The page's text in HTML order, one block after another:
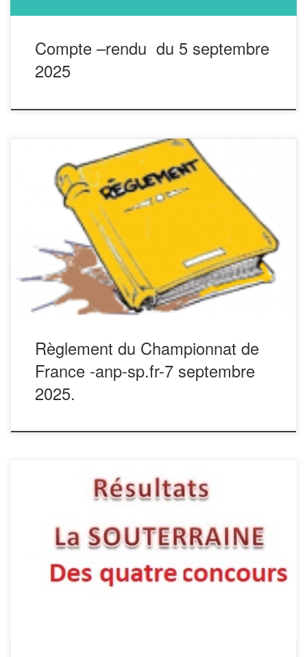
Compte –rendu du 5 septembre
2025
REGLEMENT Art 1 : LeChampionnat National de Pétanque
des Sapeurs-Pompiers(Challenges Gérard JAMBOU et
Christian RIVIERE) est réservé aux Sapeurs-Pompiers
professionnels, volontaires, actifs et anciens (retraités et
vétérans), jeunes sapeurs-pompiers ainsi qu’aux
Personnels AdministratifsTechniques et Spécialisés (PATS).
Tout joueur devra posséder une assurance individuelle. Il
faut être adhérent à l’Union Départementale de […]
Règlement du Championnat de
France -anp-sp.fr-7 septembre
2025.